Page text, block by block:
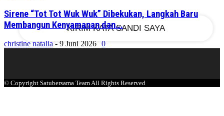
Sirene “Tot Tot Wuk Wuk” Dibekukan, Langkah Baru
Membangun Kenyamanan dan...
christine natalia - 9 Juni 2026 0
© Copyright Satubersama Team All Rights Reserved